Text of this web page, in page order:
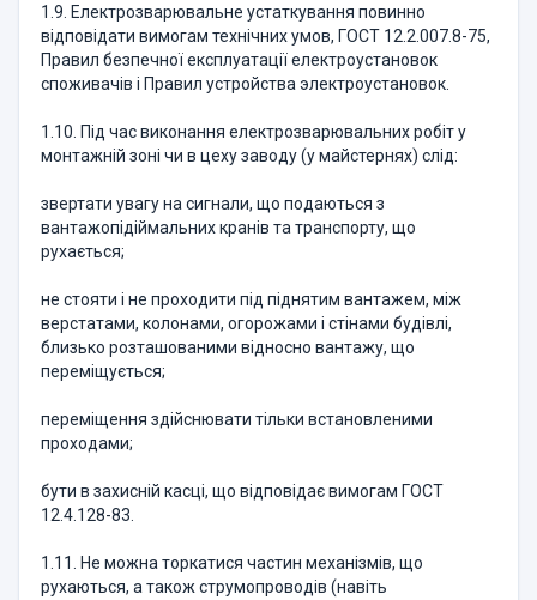
1.9. Електрозварювальне устаткування повинно
відповідати вимогам технічних умов, ГОСТ 12.2.007.8-75,
Правил безпечної експлуатації електроустановок
споживачів і Правил устройства электроустановок.
1.10. Під час виконання електрозварювальних робіт у
монтажній зоні чи в цеху заводу (у майстернях) слід:
звертати увагу на сигнали, що подаються з
вантажопідіймальних кранів та транспорту, що
рухається;
не стояти і не проходити під піднятим вантажем, між
верстатами, колонами, огорожами і стінами будівлі,
близько розташованими відносно вантажу, що
переміщується;
переміщення здійснювати тільки встановленими
проходами;
бути в захисній касці, що відповідає вимогам ГОСТ
12.4.128-83.
1.11. Не можна торкатися частин механізмів, що
рухаються, а також струмопроводів (навіть